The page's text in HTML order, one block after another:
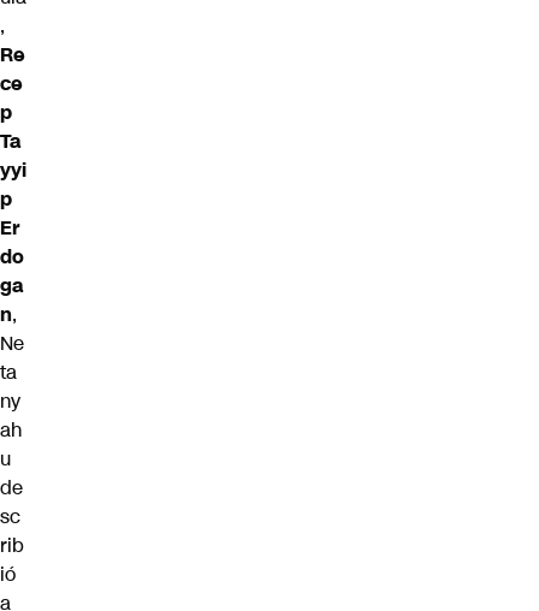
,
Re
ce
p
Ta
yyi
p
Er
do
ga
n,
Ne
ta
ny
ah
u
de
sc
rib
ió
a